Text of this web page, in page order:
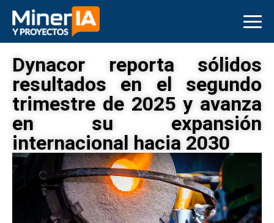
Dynacor reporta sólidos
resultados en el segundo
trimestre de 2025 y avanza
en su expansión
internacional hacia 2030